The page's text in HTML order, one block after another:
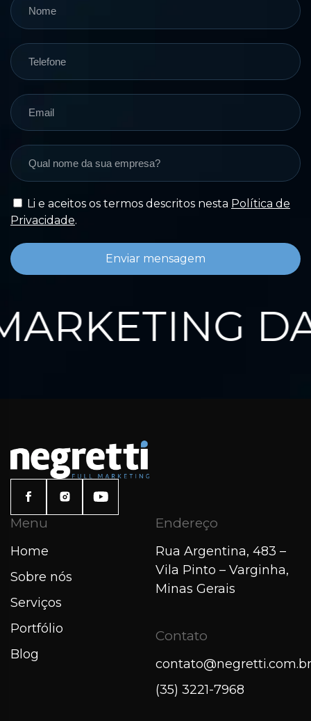
Li e aceitos os termos descritos nesta Política de
Privacidade.
Enviar mensagem
DA
Menu
Home
Sobre nós
Serviços
Portfólio
Blog
Endereço
Rua Argentina, 483 –
Vila Pinto – Varginha,
Minas Gerais
Contato
contato@negretti.com.br
(35) 3221-7968